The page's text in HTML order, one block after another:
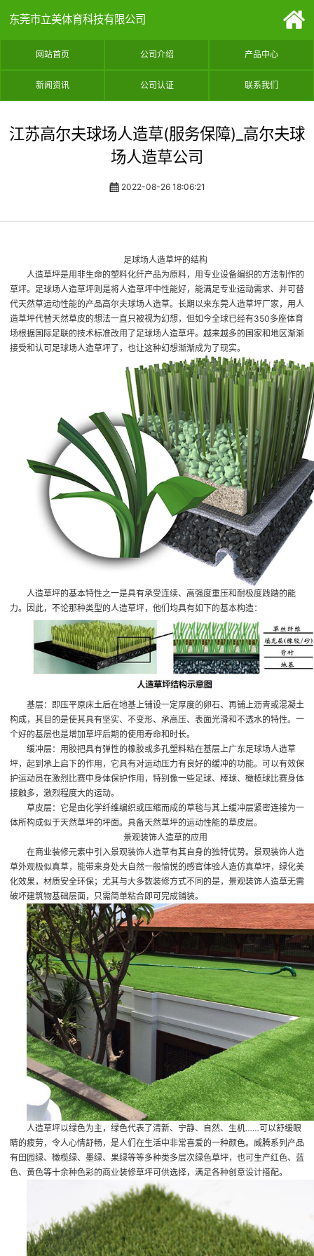
东莞市立美体育科技有限公司
网站首页 公司介绍 产品中心
新闻资讯 公司认证 联系我们
江苏高尔夫球场人造草(服务保障)_高尔夫球
场人造草公司
2022-08-26 18:06:21
足球场人造草坪的结构
人造草坪是用非生命的塑料化纤产品为原料，用专业设备编织的方法制作的
草坪。足球场人造草坪则是将人造草坪中性能好，能满足专业运动需求、并可替
代天然草运动性能的产品高尔夫球场人造草。长期以来东莞人造草坪厂家 ，用人
造草坪代替天然草皮的想法一直只被视为幻想，但如今全球已经有350多座体育
场根据国际足联的技术标准改用了足球场人造草坪。越来越多的国家和地区渐渐
接受和认可足球场人造草坪了，也让这种幻想渐渐成为了现实。
人造草坪的基本特性之一是具有承受连续、高强度重压和耐极度践踏的能
力。因此，不论那种类型的人造草坪，他们均具有如下的基本构造：
基层：即压平原床土后在地基上铺设一定厚度的卵石、再铺上沥青或混凝土
构成，其目的是使其具有坚实、不变形、承高压、表面光滑和不透水的特性。一
个好的基层也是增加草坪后期的使用寿命和时长。
缓冲层：用胶把具有弹性的橡胶或多孔塑料粘在基层上广东足球场人造草
坪，起到承上启下的作用，它具有对运动压力有良好的缓冲的功能。可以有效保
护运动员在激烈比赛中身体保护作用，特别像一些足球、棒球、橄榄球比赛身体
接触多，激烈程度大的运动。
草皮层：它是由化学纤维编织或压缩而成的草毯与其上缓冲层紧密连接为一
体所构成似于天然草坪的坪面。具备天然草坪的运动性能的草皮层。
景观装饰人造草的应用
在商业装修元素中引入景观装饰人造草有其自身的独特优势。景观装饰人造
草外观极似真草，能带来身处大自然一般愉悦的感官体验人造仿真草坪，绿化美
化效果，材质安全环保；尤其与大多数装修方式不同的是，景观装饰人造草无需
破坏建筑物基础层面，只需简单粘合即可完成铺装。
人造草坪以绿色为主，绿色代表了清新、宁静、自然、生机……可以舒缓眼
睛的疲劳，令人心情舒畅，是人们在生活中非常喜爱的一种颜色。威腾系列产品
有田园绿、橄榄绿、墨绿、果绿等等多种类多层次绿色草坪，也可生产红色、蓝
色、黄色等十余种色彩的商业装修草坪可供选择，满足各种创意设计搭配。